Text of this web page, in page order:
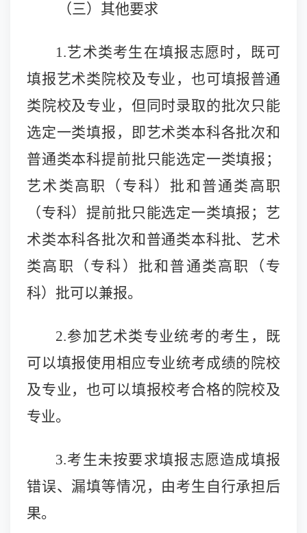
（三）其他要求
1.艺术类考生在填报志愿时，既可
填报艺术类院校及专业，也可填报普通
类院校及专业，但同时录取的批次只能
选定一类填报，即艺术类本科各批次和
普通类本科提前批只能选定一类填报；
艺术类高职（专科）批和普通类高职
（专科）提前批只能选定一类填报；艺
术类本科各批次和普通类本科批、艺术
类高职（专科）批和普通类高职（专
科）批可以兼报。
2.参加艺术类专业统考的考生，既
可以填报使用相应专业统考成绩的院校
及专业，也可以填报校考合格的院校及
专业。
3.考生未按要求填报志愿造成填报
错误、漏填等情况，由考生自行承担后
果。